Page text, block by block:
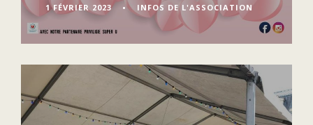
1 FÉVRIER 2023 • INFOS DE L'ASSOCIATION